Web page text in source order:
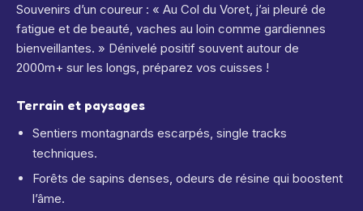
Souvenirs d’un coureur : « Au Col du Voret, j’ai pleuré de
fatigue et de beauté, vaches au loin comme gardiennes
bienveillantes. » Dénivelé positif souvent autour de
2000m+ sur les longs, préparez vos cuisses !
Terrain et paysages
Sentiers montagnards escarpés, single tracks
techniques.
Forêts de sapins denses, odeurs de résine qui boostent
l’âme.